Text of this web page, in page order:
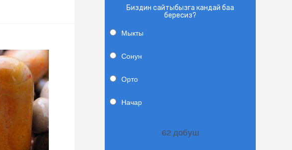
Биздин сайтыбызга кандай баа
бересиз?
Мыкты
Сонун
Орто
Начар
62 добуш